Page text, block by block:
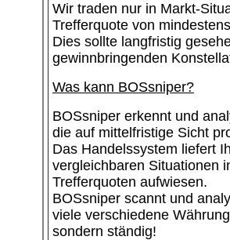
Wir traden nur in Markt-
Trefferquote von
Dies sollte langfristig
gewinnbringenden
Was kann BOSsniper?
BOSsniper erkennt und
die auf mittelfristige Sicht
Das Handelssystem liefert
vergleichbaren Situationen
Trefferquoten aufwiesen.
BOSsniper scannt und
viele verschiedene
sondern ständig!